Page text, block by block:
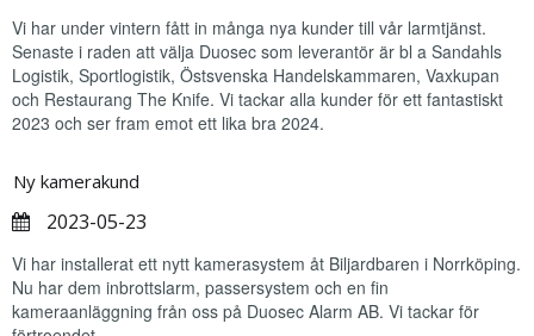
Vi har under vintern fått in många nya kunder till vår larmtjänst.
Senaste i raden att välja Duosec som leverantör är bl a Sandahls
Logistik, Sportlogistik, Östsvenska Handelskammaren, Vaxkupan
och Restaurang The Knife. Vi tackar alla kunder för ett fantastiskt
2023 och ser fram emot ett lika bra 2024.
Ny kamerakund
2023-05-23
Vi har installerat ett nytt kamerasystem åt Biljardbaren i Norrköping.
Nu har dem inbrottslarm, passersystem och en fin
kameraanläggning från oss på Duosec Alarm AB. Vi tackar för